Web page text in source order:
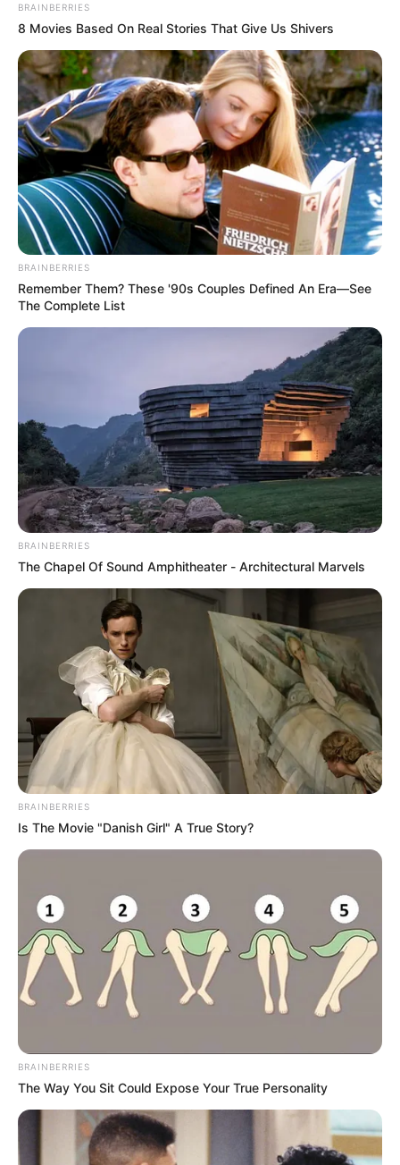
Daniella Álvarez por
'cachoneada' en pleno
programa en vivo
ALERTA PAISA
Disculpas públicas de
Daniel Arenas a Daniella
Álvarez por el beso con
otra mujer
Quién es la
se besó con Daniel
Arenas: tiene una vida
llena de tropiezos
ALERTA PAISA
[Video] Daniel Arenas le
‘puso los cachos’ a
Daniella Álvarez durante
programa en vivo
DANIEL ARENAS
Daniella Álvarez confesó
que tiene dura
enfermedad en su piel y
se mostró sin maquillaje
INFIDELIDAD
Daniella Álvarez,
Daniel Arenas ¿Se calentó
un programa en vivo?
CARGAR MÁS
TEMAS DESTACADOS
EMERGENCIAS POR LLUVIAS
FUERTES LLUVIAS
VIA AL LLANO
LIGA BETPLAY
METRO DE MEDELLÍN
CORTES DE LUZ
CORTES DE AGUA
FENÓMENO DEL NIÑO
BRAINBERRIES
8 Movies Based On Real Stories That Give Us Shivers
BRAINBERRIES
Remember Them? These '90s Couples Defined An Era—See
The Complete List
BRAINBERRIES
The Chapel Of Sound Amphitheater - Architectural Marvels
BRAINBERRIES
Is The Movie "Danish Girl" A True Story?
BRAINBERRIES
The Way You Sit Could Expose Your True Personality